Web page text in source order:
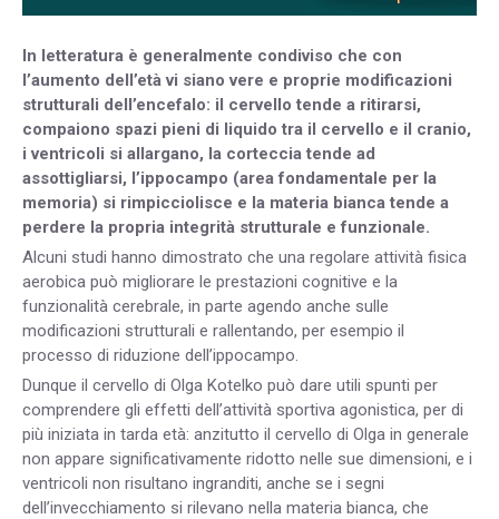
In letteratura è generalmente condiviso che con
l’aumento dell’età vi siano vere e proprie modificazioni
strutturali dell’encefalo: il cervello tende a ritirarsi,
compaiono spazi pieni di liquido tra il cervello e il cranio,
i ventricoli si allargano, la corteccia tende ad
assottigliarsi, l’ippocampo (area fondamentale per la
memoria) si rimpicciolisce e la materia bianca tende a
perdere la propria integrità strutturale e funzionale.
Alcuni studi hanno dimostrato che una regolare attività fisica
aerobica può migliorare le prestazioni cognitive e la
funzionalità cerebrale, in parte agendo anche sulle
modificazioni strutturali e rallentando, per esempio il
processo di riduzione dell’ippocampo.
Dunque il cervello di Olga Kotelko può dare utili spunti per
comprendere gli effetti dell’attività sportiva agonistica, per di
più iniziata in tarda età: anzitutto il cervello di Olga in generale
non appare significativamente ridotto nelle sue dimensioni, e i
ventricoli non risultano ingranditi, anche se i segni
dell’invecchiamento si rilevano nella materia bianca, che